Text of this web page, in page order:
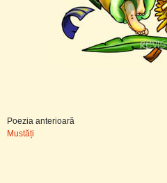
Poezia anterioară
Mustăți